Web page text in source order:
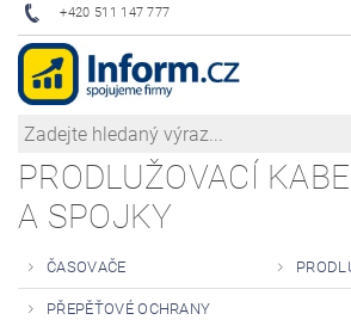
+420 511 147 777
PRODLUŽOVACÍ
A SPOJKY
ČASOVAČE
PŘEPĚŤOVÉ OCHRANY